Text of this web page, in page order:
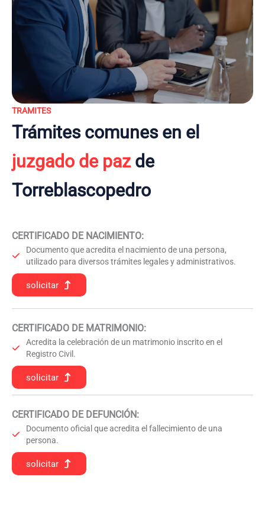
TRAMITES
Trámites comunes en el
juzgado de pazde
Torreblascopedro
CERTIFICADO DE NACIMIENTO:
Documento que acredita el nacimiento de una persona,
utilizado para diversos trámites legales y administrativos.
solicitar
CERTIFICADO DE MATRIMONIO:
Acredita la celebración de un matrimonio inscrito en el
Registro Civil.
solicitar
CERTIFICADO DE DEFUNCIÓN:
Documento oficial que acredita el fallecimiento de una
persona.
solicitar